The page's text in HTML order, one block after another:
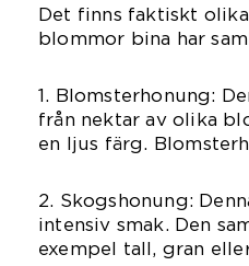
Det finns faktiskt
blommor bina har
1. Blomsterhonung:
från nektar av olika
en ljus färg.
2. Skogshonung:
intensiv smak. Den
exempel tall, gran